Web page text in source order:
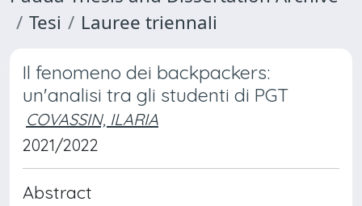
Tesi
Lauree triennali
Il fenomeno dei backpackers:
un'analisi tra gli studenti di PGT
COVASSIN, ILARIA
2021/2022
Abstract